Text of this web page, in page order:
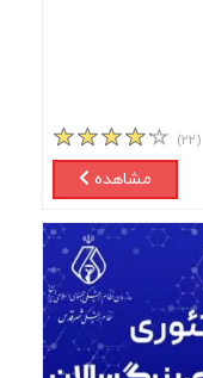
(۲۲)
مشاهده